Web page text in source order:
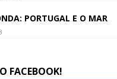
PORTUGAL E O MAR
FACEBOOK!